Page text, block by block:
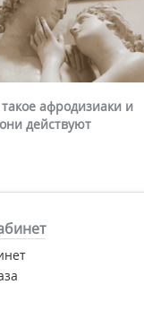
афродизиаки и
действуют